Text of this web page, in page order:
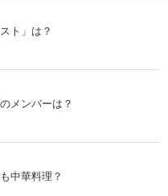
ト」は？
メンバーは？
中華料理？